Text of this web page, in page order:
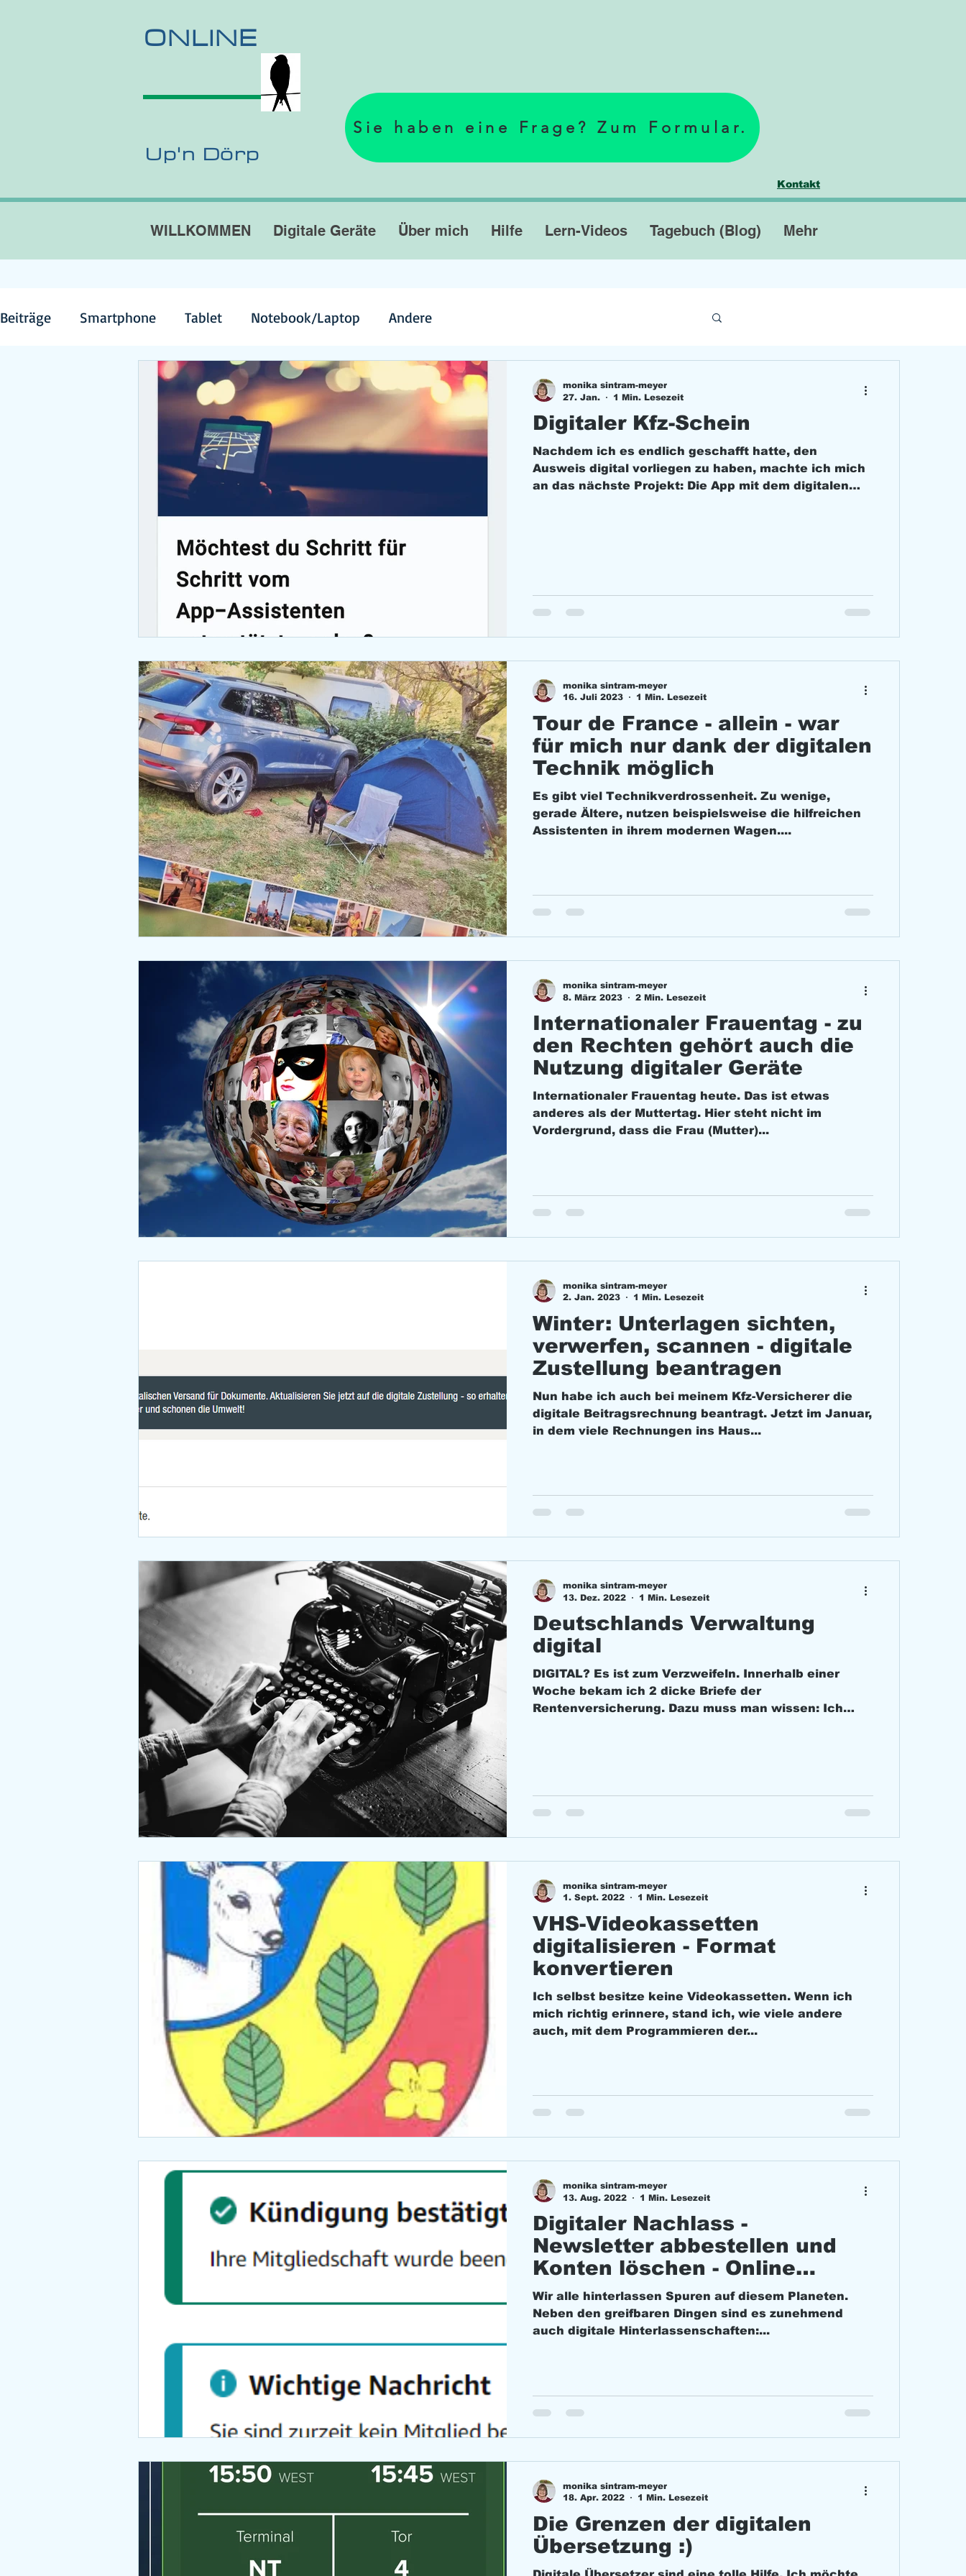
ONLINE
Up'n Dörp
Sie haben eine Frage? Zum Formular.
Kontakt
WILLKOMMEN Digitale Geräte Über mich Hilfe Lern-Videos Tagebuch (Blog) Mehr
Smartphone Tablet Notebook/Laptop Andere
Digitaler Kfz-Schein
Nachdem ich es endlich geschafft hatte, den
Ausweis digital vorliegen zu haben, machte ich mich
an das nächste Projekt: Die App mit dem digitalen
monika sintram-meyer
27. Jan.
1 Min. Lesezeit
Tour de France - allein - war
für mich nur dank der digitalen
Technik möglich
Es gibt viel Technikverdrossenheit. Zu wenige,
gerade Ältere, nutzen beispielsweise die hilfreichen
Assistenten in ihrem modernen Wagen....
monika sintram-meyer
16. Juli 2023
1 Min. Lesezeit
Internationaler Frauentag - zu
den Rechten gehört auch die
Nutzung digitaler Geräte
Internationaler Frauentag heute. Das ist etwas
anderes als der Muttertag. Hier steht nicht im
Vordergrund, dass die Frau (Mutter)...
monika sintram-meyer
8. März 2023
2 Min. Lesezeit
Winter: Unterlagen sichten,
verwerfen, scannen - digitale
Zustellung beantragen
Nun habe ich auch bei meinem Kfz-Versicherer die
digitale Beitragsrechnung beantragt. Jetzt im Januar,
in dem viele Rechnungen ins Haus...
monika sintram-meyer
2. Jan. 2023
1 Min. Lesezeit
Deutschlands Verwaltung
digital
DIGITAL? Es ist zum Verzweifeln. Innerhalb einer
Woche bekam ich 2 dicke Briefe der
Rentenversicherung. Dazu muss man wissen: Ich
monika sintram-meyer
13. Dez. 2022
1 Min. Lesezeit
VHS-Videokassetten
digitalisieren - Format
konvertieren
Ich selbst besitze keine Videokassetten. Wenn ich
mich richtig erinnere, stand ich, wie viele andere
auch, mit dem Programmieren der...
monika sintram-meyer
1. Sept. 2022
1 Min. Lesezeit
Digitaler Nachlass -
Newsletter abbestellen und
Konten löschen - Online
Banking!
Wir alle hinterlassen Spuren auf diesem Planeten.
Neben den greifbaren Dingen sind es zunehmend
auch digitale Hinterlassenschaften:...
monika sintram-meyer
13. Aug. 2022
1 Min. Lesezeit
Die Grenzen der digitalen
Übersetzung :)
monika sintram-meyer
18. Apr. 2022
1 Min. Lesezeit